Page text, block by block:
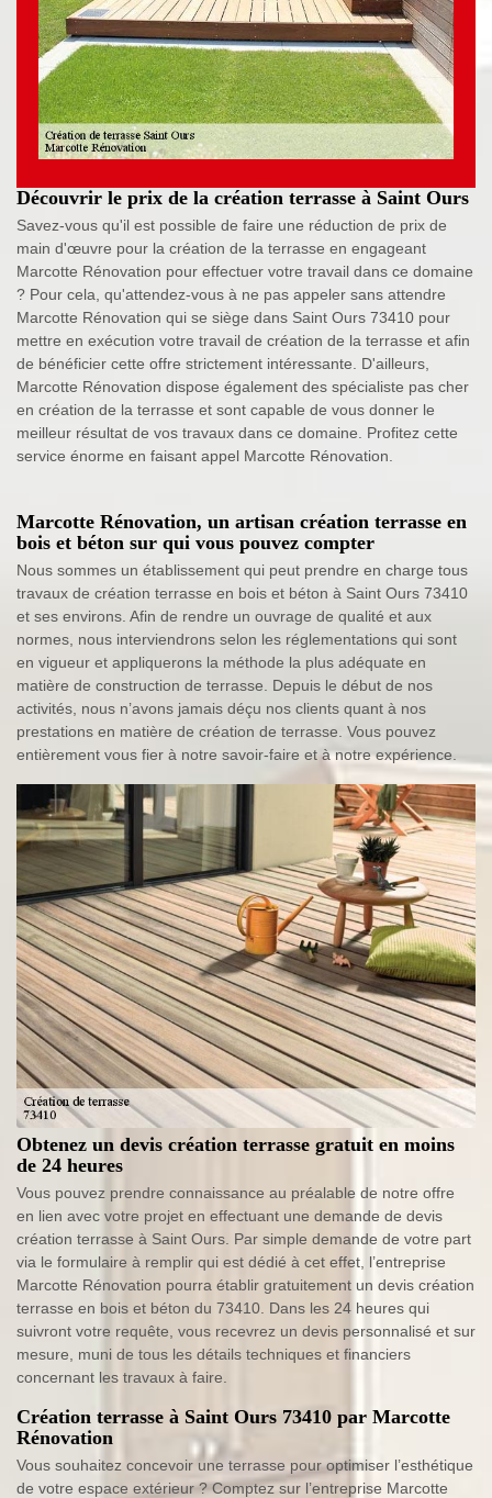
Découvrir le prix de la création terrasse à Saint Ours
Savez-vous qu'il est possible de faire une réduction de prix de
main d'œuvre pour la création de la terrasse en engageant
Marcotte Rénovation pour effectuer votre travail dans ce domaine
? Pour cela, qu'attendez-vous à ne pas appeler sans attendre
Marcotte Rénovation qui se siège dans Saint Ours 73410 pour
mettre en exécution votre travail de création de la terrasse et afin
de bénéficier cette offre strictement intéressante. D'ailleurs,
Marcotte Rénovation dispose également des spécialiste pas cher
en création de la terrasse et sont capable de vous donner le
meilleur résultat de vos travaux dans ce domaine. Profitez cette
service énorme en faisant appel Marcotte Rénovation.
Marcotte Rénovation, un artisan création terrasse en
bois et béton sur qui vous pouvez compter
Nous sommes un établissement qui peut prendre en charge tous
travaux de création terrasse en bois et béton à Saint Ours 73410
et ses environs. Afin de rendre un ouvrage de qualité et aux
normes, nous interviendrons selon les réglementations qui sont
en vigueur et appliquerons la méthode la plus adéquate en
matière de construction de terrasse. Depuis le début de nos
activités, nous n’avons jamais déçu nos clients quant à nos
prestations en matière de création de terrasse. Vous pouvez
entièrement vous fier à notre savoir-faire et à notre expérience.
Obtenez un devis création terrasse gratuit en moins
de 24 heures
Vous pouvez prendre connaissance au préalable de notre offre
en lien avec votre projet en effectuant une demande de devis
création terrasse à Saint Ours. Par simple demande de votre part
via le formulaire à remplir qui est dédié à cet effet, l’entreprise
Marcotte Rénovation pourra établir gratuitement un devis création
terrasse en bois et béton du 73410. Dans les 24 heures qui
suivront votre requête, vous recevrez un devis personnalisé et sur
mesure, muni de tous les détails techniques et financiers
concernant les travaux à faire.
Création terrasse à Saint Ours 73410 par Marcotte
Rénovation
Vous souhaitez concevoir une terrasse pour optimiser l’esthétique
de votre espace extérieur ? Comptez sur l’entreprise Marcotte